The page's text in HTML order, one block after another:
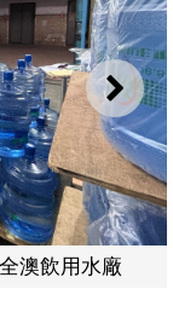
下一
澳飲用水廠